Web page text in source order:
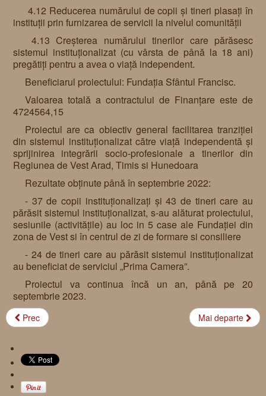
4.12 Reducerea numărului de copii și tineri plasați în
instituții prin furnizarea de servicii la nivelul comunității
4.13 Creșterea numărului tinerilor care părăsesc
sistemul instituționalizat (cu vârsta de până la 18 ani)
pregătiți pentru a avea o viață independent.
Beneficiarul proiectului: Fundația Sfântul Francisc.
Valoarea totală a contractului de Finanțare este de
4724564,15
Proiectul are ca obiectiv general facilitarea tranziției
din sistemul instituționalizat către viață independentă și
sprijinirea integrării socio-profesionale a tinerilor din
Regiunea de Vest Arad, Timis si Hunedoara
Rezultate obținute până în septembrie 2022:
- 37 de copii instituționalizați și 43 de tineri care au
părăsit sistemul instituționalizat, s-au alăturat proiectului,
sesiunile (activitățile) au loc in 5 case ale Fundației din
zona de Vest si în centrul de zi de formare si consiliere
- 24 de tineri care au părăsit sistemul instituționalizat
au beneficiat de serviciul „Prima Camera”.
Proiectul va continua încă un an, până pe 20
septembrie 2023.
Prec Mai departe